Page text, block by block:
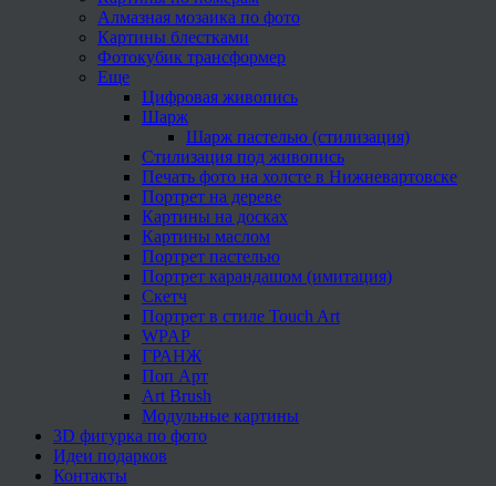
Алмазная мозаика по фото
Картины блестками
Фотокубик трансформер
Еще
Цифровая живопись
Шарж
Шарж пастелью (стилизация)
Стилизация под живопись
Печать фото на холсте в Нижневартовске
Портрет на дереве
Картины на досках
Картины маслом
Портрет пастелью
Портрет карандашом (имитация)
Скетч
Портрет в стиле Touch Art
WPAP
ГРАНЖ
Поп Арт
Art Brush
Модульные картины
3D фигурка по фото
Идеи подарков
Контакты